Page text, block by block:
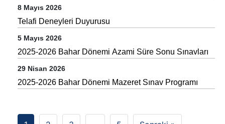
8 Mayıs 2026
Telafi Deneyleri Duyurusu
5 Mayıs 2026
2025-2026 Bahar Dönemi Azami Süre Sonu Sınavları
29 Nisan 2026
2025-2026 Bahar Dönemi Mazeret Sınav Programı